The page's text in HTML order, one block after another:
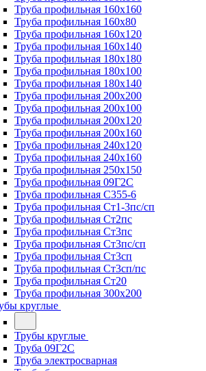
Труба профильная 160х160
Труба профильная 160х80
Труба профильная 160х120
Труба профильная 160х140
Труба профильная 180х180
Труба профильная 180х100
Труба профильная 180х140
Труба профильная 200х200
Труба профильная 200х100
Труба профильная 200х120
Труба профильная 200х160
Труба профильная 240х120
Труба профильная 240х160
Труба профильная 250х150
Труба профильная 09Г2С
Труба профильная С355-6
Труба профильная Ст1-3пс/сп
Труба профильная Ст2пс
Труба профильная Ст3пс
Труба профильная Ст3пс/сп
Труба профильная Ст3сп
Труба профильная Ст3сп/пс
Труба профильная Ст20
Труба профильная 300х200
круглые
Трубы круглые
Труба 09Г2С
Труба электросварная